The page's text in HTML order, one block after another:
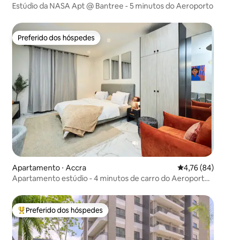
Estúdio da NASA Apt @ Bantree - 5 minutos do Aeroporto
Preferido dos hóspedes
Preferido dos hóspedes
Apartamento ⋅ Accra 4,76 de uma
4,76 (84)
Apartamento estúdio - 4 minutos de carro do Aeroporto
Entre os melhores preferidos dos hóspedes
Preferido dos hóspedes